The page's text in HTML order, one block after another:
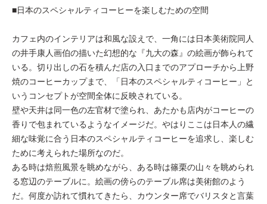
■日本のスペシャルティコーヒーを楽しむための空間
カフェ内のインテリアは和風な設えで、一角には日本美術院同人
の井手康人画伯の描いた幻想的な『九大の森』の絵画が飾られて
いる。切り出しの石を積んだ店の入口までのアプローチから上野
焼のコーヒーカップまで、「日本のスペシャルティコーヒー」と
いうコンセプトが空間全体に反映されている。
壁や天井は同一色の左官材で塗られ、あたかも店内がコーヒーの
香りで包まれているようなイメージだ。やはりここは日本人の繊
細な味覚に合う日本のスペシャルティコーヒーを追求し、楽しむ
ために考えられた場所なのだ。
ある時は焙煎風景を眺めながら、ある時は篠栗の山々を眺められ
る窓辺のテーブルに。絵画の傍らのテーブル席は美術館のよう
だ。何度か訪れて慣れてきたら、カウンター席でバリスタと言葉